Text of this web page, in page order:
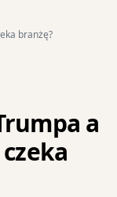
branżę?
a